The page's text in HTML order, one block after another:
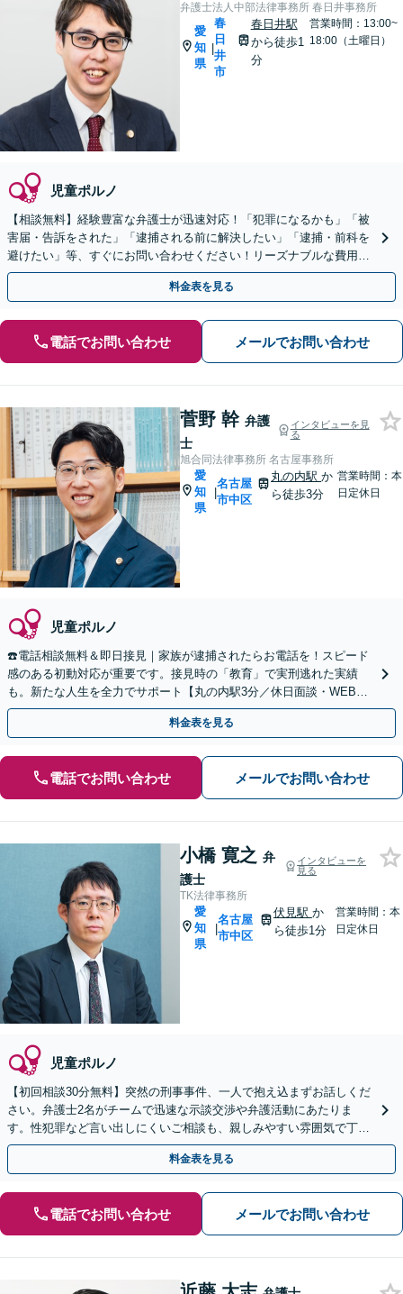
弁護士法人中部法律事務所 春日井事務所
愛
知
県
|
春
日
井
市
春日井駅
から徒歩1
分
営業時間：13:00~
18:00（土曜日）
児童ポルノ
【相談無料】経験豊富な弁護士が迅速対応！「犯罪になるかも」「被
害届・告訴をされた」「逮捕される前に解決したい」「逮捕・前科を
避けたい」等、すぐにお問い合わせください！リーズナブルな費用で
示談交渉／自首支援／保釈／裁判など対応【電話相談可】
料金表を見る
電話でお問い合わせ メールでお問い合わせ
菅野 幹 弁護
士
インタビューを見
る
旭合同法律事務所 名古屋事務所
愛
知
県
|
名古屋
市中区
丸の内駅か
ら徒歩3分
営業時間：本
日定休日
児童ポルノ
☎️電話相談無料＆即日接見｜家族が逮捕されたらお電話を！スピード
感のある初動対応が重要です。接見時の「教育」で実刑逃れた実績
も。新たな人生を全力でサポート【丸の内駅3分／休日面談・WEB面
談可】【被害者側も対応】
料金表を見る
電話でお問い合わせ メールでお問い合わせ
小橋 寛之 弁
護士
インタビューを
見る
TK法律事務所
愛
知
県
|
名古屋
市中区
伏見駅 か
ら徒歩1分
営業時間：本
日定休日
児童ポルノ
【初回相談30分無料】突然の刑事事件、一人で抱え込まずお話しくだ
さい。弁護士2名がチームで迅速な示談交渉や弁護活動にあたりま
す。性犯罪など言い出しにくいご相談も、親しみやすい雰囲気で丁寧
に伺います。まずはご相談をお待ちしています。
料金表を見る
電話でお問い合わせ メールでお問い合わせ